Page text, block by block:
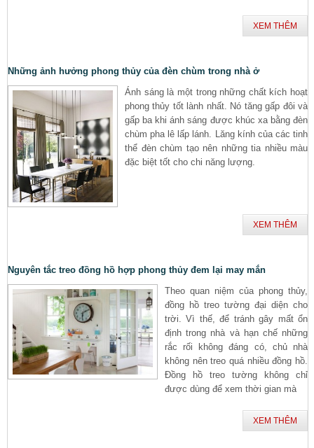
XEM THÊM
Những ảnh hưởng phong thủy của đèn chùm trong nhà ở
Ánh sáng là một trong những chất kích hoạt
phong thủy tốt lành nhất. Nó tăng gấp đôi và
gấp ba khi ánh sáng được khúc xa bằng đèn
chùm pha lê lấp lánh. Lăng kính của các tinh
thể đèn chùm tạo nên những tia nhiều màu
đặc biệt tốt cho chi năng lượng.
XEM THÊM
Nguyên tắc treo đồng hồ hợp phong thủy đem lại may mắn
Theo quan niệm của phong thủy,
đồng hồ treo tường đại diện cho
trời. Vì thế, để tránh gây mất ổn
định trong nhà và hạn chế những
rắc rối không đáng có, chủ nhà
không nên treo quá nhiều đồng hồ.
Đồng hồ treo tường không chỉ
được dùng để xem thời gian mà
XEM THÊM